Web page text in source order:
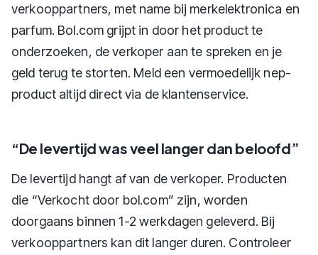
verkooppartners, met name bij merkelektronica en
parfum. Bol.com grijpt in door het product te
onderzoeken, de verkoper aan te spreken en je
geld terug te storten. Meld een vermoedelijk nep-
product altijd direct via de klantenservice.
“De levertijd was veel langer dan beloofd”
De levertijd hangt af van de verkoper. Producten
die “Verkocht door bol.com” zijn, worden
doorgaans binnen 1-2 werkdagen geleverd. Bij
verkooppartners kan dit langer duren. Controleer